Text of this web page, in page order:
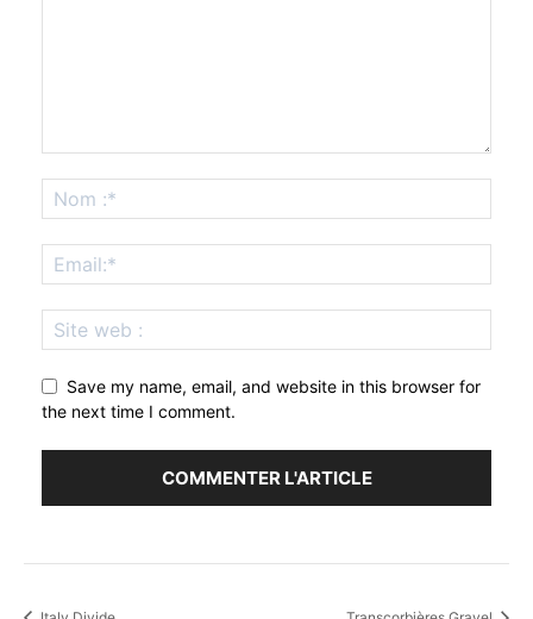
Save my name, email, and website in this browser for
the next time I comment.